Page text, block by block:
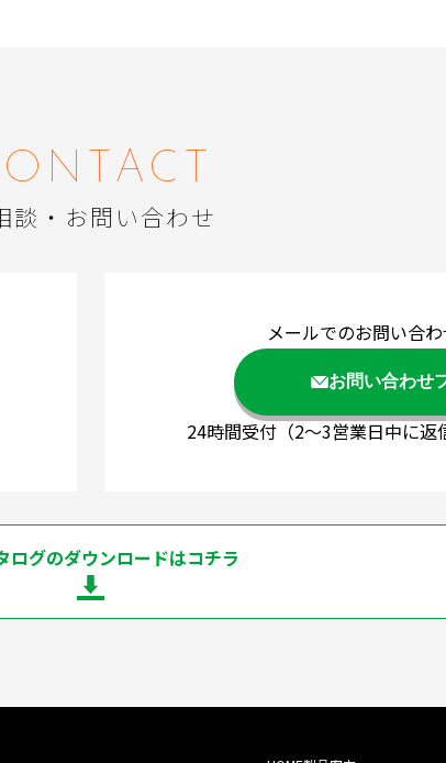
談・お問い合わせ
メールでのお問い合
お問い合わせ
24時間受付 （2～3営業日中に返
ログのダウンロードはコチラ